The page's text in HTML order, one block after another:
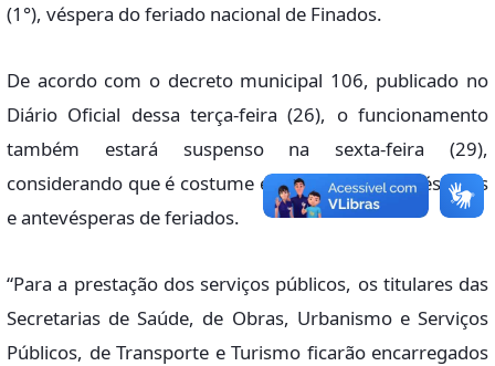
(1°), véspera do feriado nacional de Finados.
De acordo com o decreto municipal 106, publicado no
Diário Oficial dessa terça-feira (26), o funcionamento
também estará suspenso na sexta-feira (29),
considerando que é costume esta iniciativa em vésperas
e antevésperas de feriados.
“Para a prestação dos serviços públicos, os titulares das
Secretarias de Saúde, de Obras, Urbanismo e Serviços
Públicos, de Transporte e Turismo ficarão encarregados